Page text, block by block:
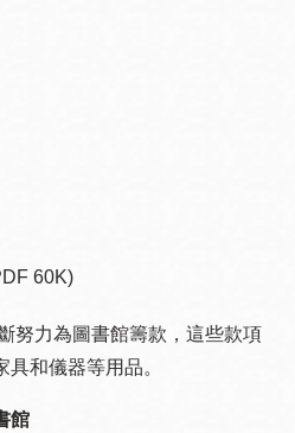
60K)
努力為圖書館籌款，這些款項
和儀器等用品。
館